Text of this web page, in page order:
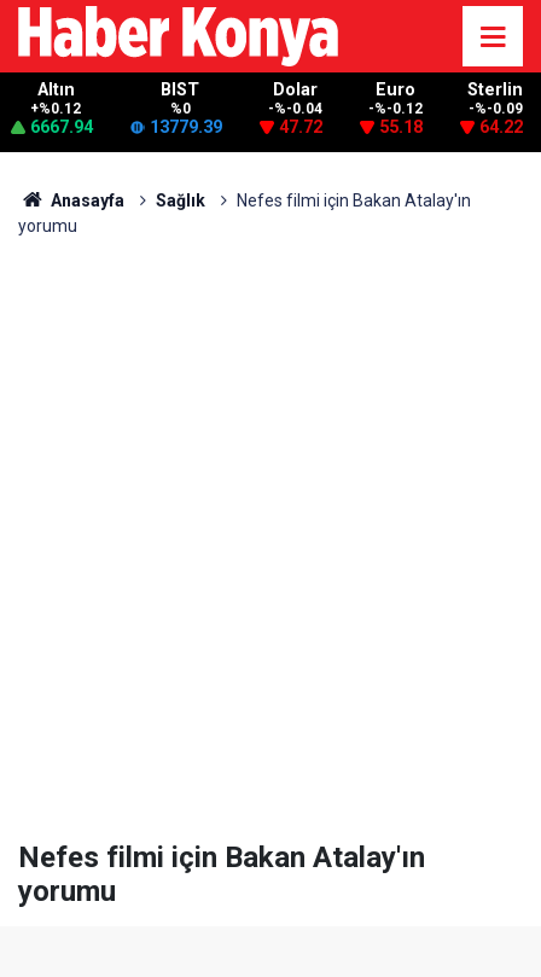
Altın
+%0.12
6667.94
BIST
%0
13779.39
Dolar
-%-0.04
47.72
Euro
-%-0.12
55.18
Sterlin
-%-0.09
64.22
Anasayfa Sağlık
Nefes filmi için Bakan Atalay'ın
yorumu
Nefes filmi için Bakan Atalay'ın
yorumu